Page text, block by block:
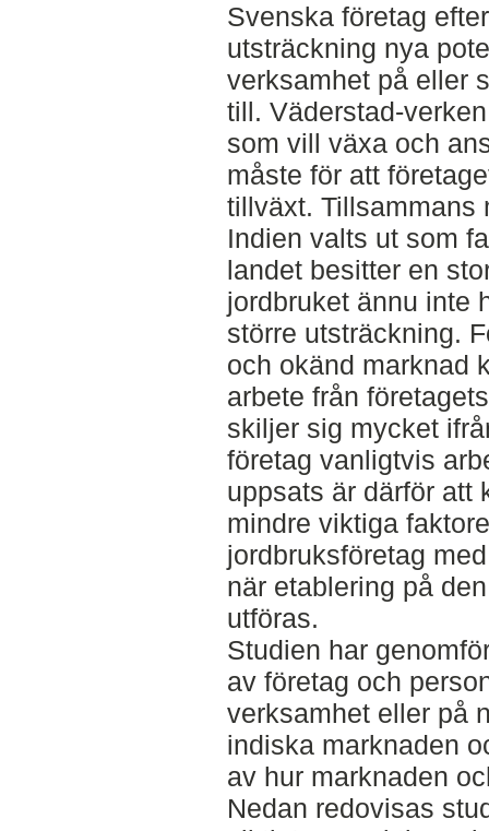
Svenska företag
utsträckning nya
verksamhet på eller
till. Väderstad-
som vill växa och
måste för att
tillväxt. Tillsammans
Indien valts ut som
landet besitter en
jordbruket ännu inte
större utsträckning.
och okänd marknad
arbete från
skiljer sig mycket
företag vanligtvis
uppsats är därför att
mindre viktiga
jordbruksföretag
när etablering på
utföras.
Studien har
av företag och
verksamhet eller på
indiska marknaden
av hur marknaden
Nedan redovisas